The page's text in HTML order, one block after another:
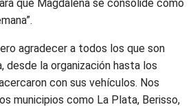
que Magdalena se consolide como
agradecer a todos los que son
desde la organización hasta los
con sus vehículos. Nos
municipios como La Plata, Berisso,